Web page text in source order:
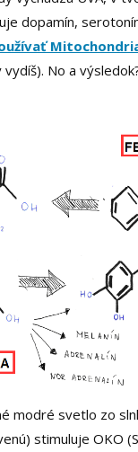
dopamín,
No a
modré svetlo zo
stimuluje OKO